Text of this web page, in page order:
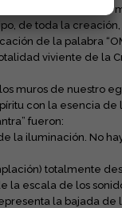
Dios-universo
de toda la
de la palabra
viviente de la
muros de nuestro
con la esencia de
fueron:
la iluminación. No
totalmente
la escala de los
la bajada de